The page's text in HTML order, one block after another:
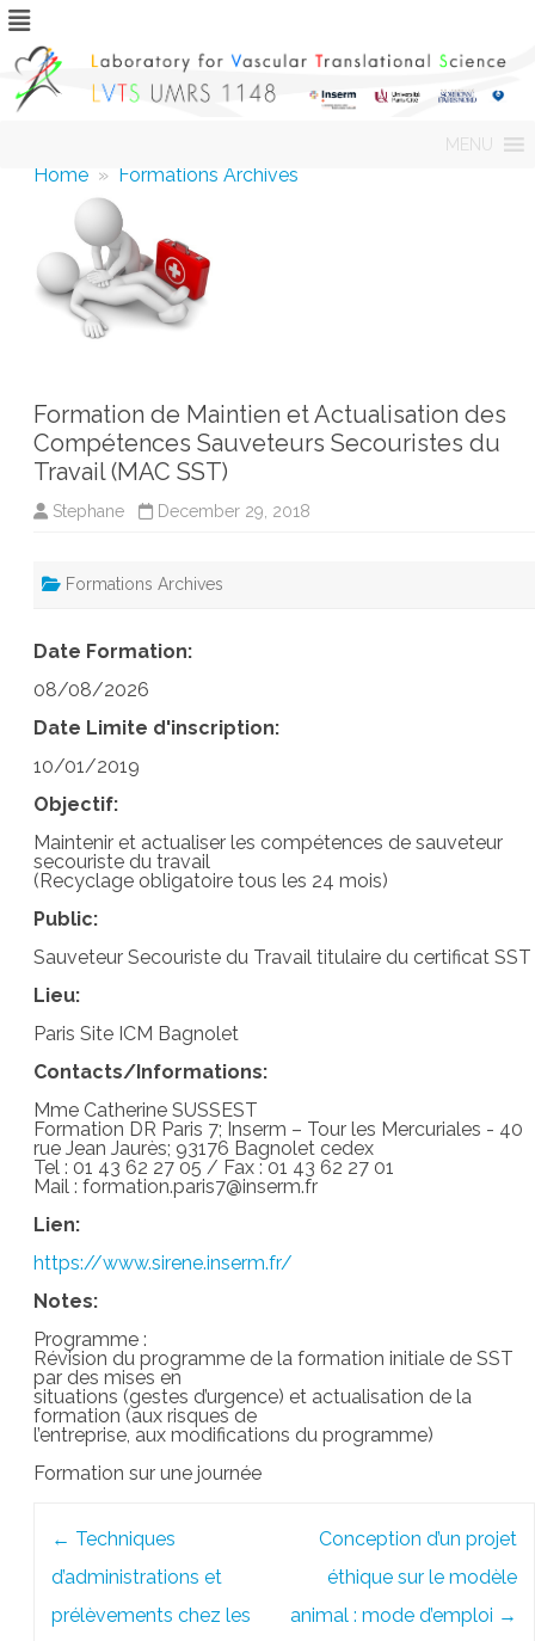
content
MENU
Home » Formations Archives
Formation de Maintien et Actualisation des
Compétences Sauveteurs Secouristes du
Travail (MAC SST)
Stephane December 29, 2018
Formations Archives
Date Formation:
08/08/2026
Date Limite d'inscription:
10/01/2019
Objectif:
Maintenir et actualiser les compétences de sauveteur
secouriste du travail
(Recyclage obligatoire tous les 24 mois)
Public:
Sauveteur Secouriste du Travail titulaire du certificat SST
Lieu:
Paris Site ICM Bagnolet
Contacts/Informations:
Mme Catherine SUSSEST
Formation DR Paris 7; Inserm – Tour les Mercuriales - 40
rue Jean Jaurès; 93176 Bagnolet cedex
Tel : 01 43 62 27 05 / Fax : 01 43 62 27 01
Mail : formation.paris7@inserm.fr
Lien:
https://www.sirene.inserm.fr/
Notes:
Programme :
Révision du programme de la formation initiale de SST
par des mises en
situations (gestes d’urgence) et actualisation de la
formation (aux risques de
l’entreprise, aux modifications du programme)
Formation sur une journée
← Techniques
d’administrations et
prélèvements chez les
Conception d’un projet
éthique sur le modèle
animal : mode d’emploi →